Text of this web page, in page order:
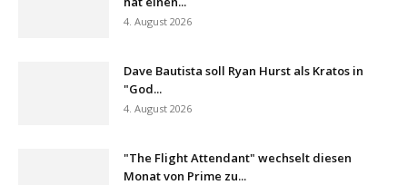
4. August 2026
Dave Bautista soll Ryan Hurst als Kratos in
"God...
4. August 2026
"The Flight Attendant" wechselt diesen
Monat von Prime zu...